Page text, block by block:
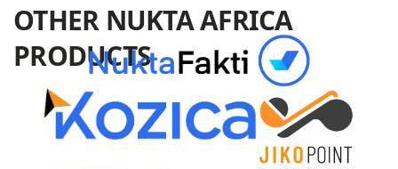
OTHER NUKTA AFRICA
PRODUCTS